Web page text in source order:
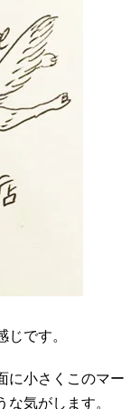
です。
に小さくこのマー
気がします。